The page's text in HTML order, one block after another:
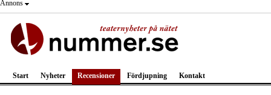
Annons
Start Nyheter Recensioner Fördjupning Kontakt